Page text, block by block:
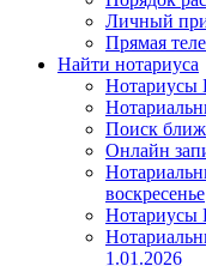
Личный
Прямая
Найти нотариуса
Нотариусы
Поиск
Онлайн
воскресенье
Нотариусы
1.01.2026